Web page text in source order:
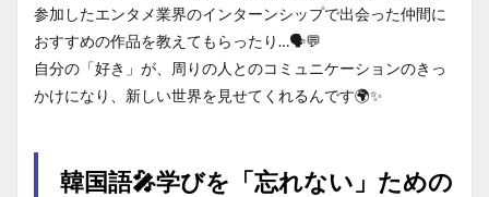
参加したエンタメ業界のインターンシップで出会った仲間に
おすすめの作品を教えてもらったり…🗣️💬
自分の「好き」が、周りの人とのコミュニケーションのきっ
かけになり、新しい世界を見せてくれるんです🌍✨
韓国語🎤学びを「忘れない」ための